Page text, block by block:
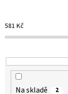
p
r
o
u
581 Kč
Na skladě 2